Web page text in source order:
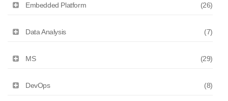
Embedded Platform (26)
Data Analysis (7)
MS (29)
DevOps (8)